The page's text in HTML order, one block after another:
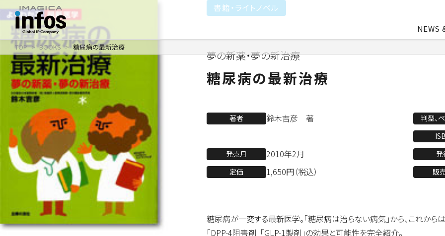
NEWS
IP / MEDIA
事業紹介
ライトアニメ事業
イベント事業／配信事業
COMPANY
会社情報
会社概要
沿革
RECRUIT
採用情報
中途・アルバイト採用
TOP BOOKS 糖尿病の最新治療
書籍・ライトノベル
夢の新薬・夢の新治療
糖尿病の最新治療
著者 鈴木吉彦 著 判型、
発
発売月 2010年2月
販
定価 1,650円（税込）
糖尿病が一変する最新医学。「糖尿病は治らない病気」から、これからは
「DPP-4阻害剤」「GLP-1製剤」の効果と可能性を完全紹介。